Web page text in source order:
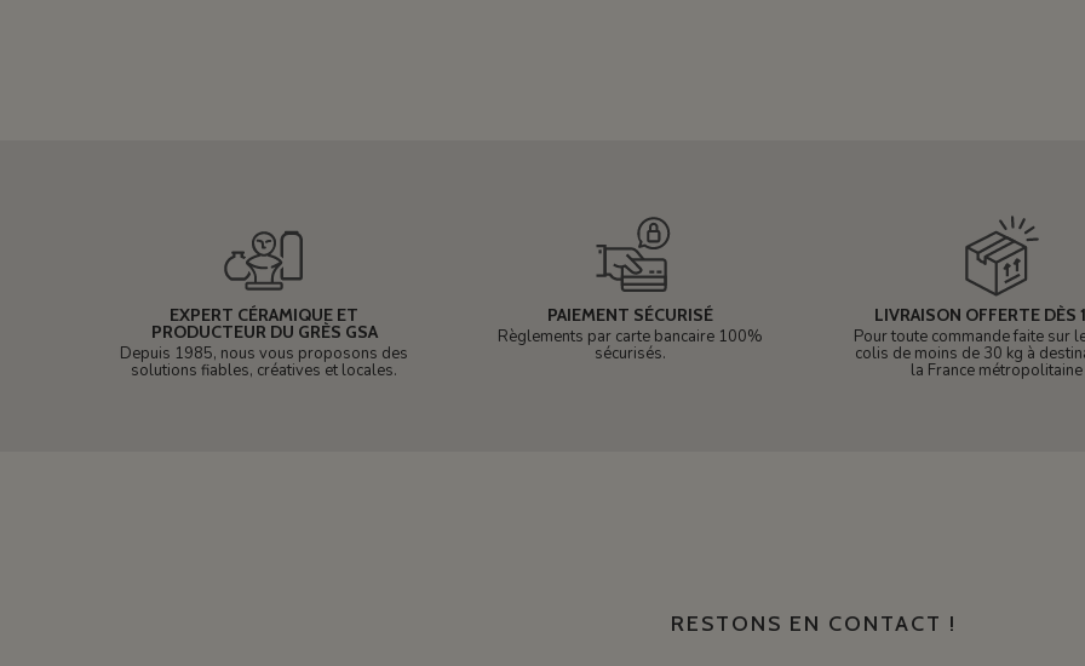
EXPERT CÉRAMIQUE ET
PRODUCTEUR DU GRÈS GSA
Depuis 1985, nous vous proposons des
solutions fiables, créatives et locales.
PAIEMENT SÉCURISÉ
Règlements par carte bancaire 100%
sécurisés.
LIVRAISON OFFERTE DÈS
Pour toute commande faite sur
colis de moins de 30 kg à
la France métropolitaine
RESTONS EN CONTACT !